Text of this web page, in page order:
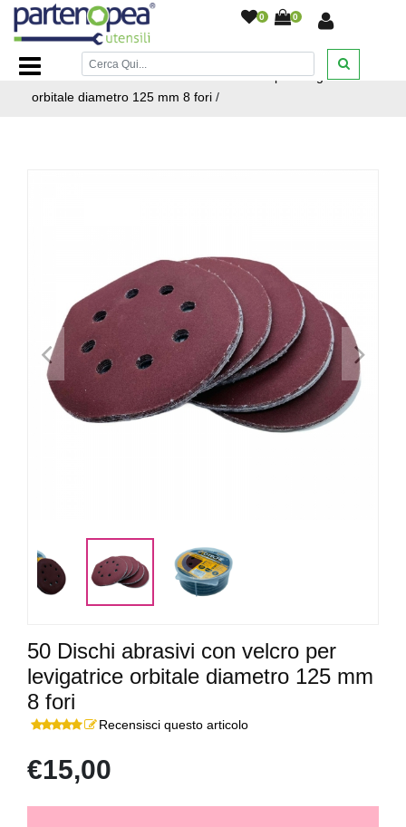
0 0
Home Page/BRICOLAGE E FAI DA TE/UTENSILI
ELETTRICI/50 Dischi abrasivi con velcro per levigatrice
orbitale diametro 125 mm 8 fori /
< >
50 Dischi abrasivi con velcro per
levigatrice orbitale diametro 125 mm
8 fori
Recensisci questo articolo
€15,00